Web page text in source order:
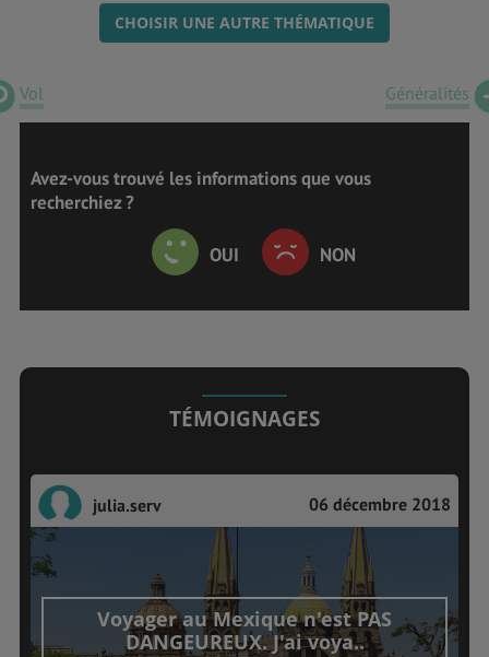
CHOISIR UNE AUTRE THÉMATIQUE
Vol Généralités
Avez-vous trouvé les informations que vous
recherchiez ?
OUI NON
TÉMOIGNAGES
julia.serv 06 décembre 2018
Voyager au Mexique n'est PAS
DANGEUREUX. J'ai voya..